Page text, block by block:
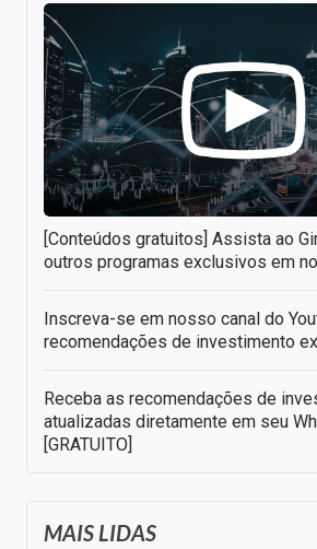
[Conteúdos gratuitos] Assista ao
outros programas exclusivos em
Inscreva-se em nosso canal do
recomendações de investimento
Receba as recomendações de
atualizadas diretamente em seu
[GRATUITO]
MAIS LIDAS